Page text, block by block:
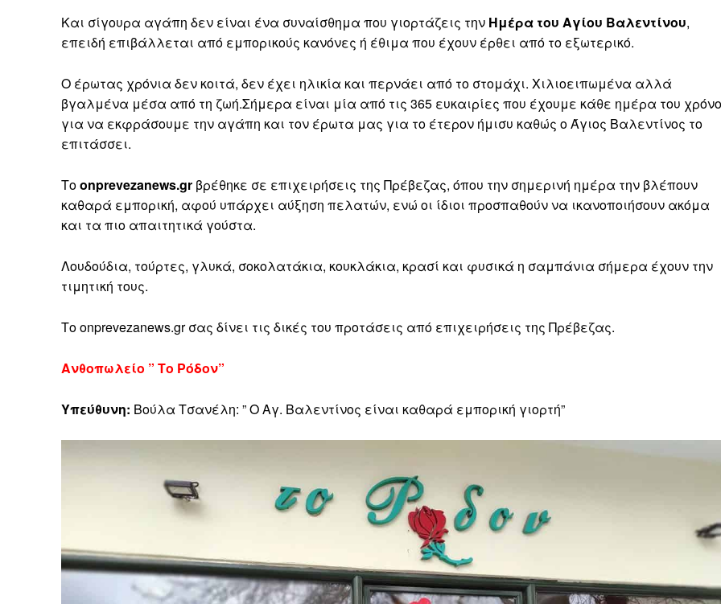
Και σίγουρα αγάπη δεν είναι ένα συναίσθημα που γιορτάζεις την Ημέρα του Αγίου Βαλεντίνου,
επειδή επιβάλλεται από εμπορικούς κανόνες ή έθιμα που έχουν έρθει από το εξωτερικό.
Ο έρωτας χρόνια δεν κοιτά, δεν έχει ηλικία και περνάει από το στομάχι. Χιλιοειπωμένα αλλά
βγαλμένα μέσα από τη ζωή.Σήμερα είναι μία από τις 365 ευκαιρίες που έχουμε κάθε ημέρα του
για να εκφράσουμε την αγάπη και τον έρωτα μας για το έτερον ήμισυ καθώς ο Άγιος Βαλεντίνος το
επιτάσσει.
Τοonprevezanews.gr βρέθηκε σε επιχειρήσεις της Πρέβεζας, όπου την σημερινή ημέρα την βλέπουν
καθαρά εμπορική, αφού υπάρχει αύξηση πελατών, ενώ οι ίδιοι προσπαθούν να ικανοποιήσουν ακόμα
και τα πιο απαιτητικά γούστα.
Λουδούδια, τούρτες, γλυκά, σοκολατάκια, κουκλάκια, κρασί και φυσικά η σαμπάνια σήμερα έχουν την
τιμητική τους.
Το onprevezanews.gr σας δίνει τις δικές του προτάσεις από επιχειρήσεις της Πρέβεζας.
Ανθοπωλείο ” Το Ρόδον”
Υπεύθυνη: Βούλα Τσανέλη: ” Ο Αγ. Βαλεντίνος είναι καθαρά εμπορική γιορτή”